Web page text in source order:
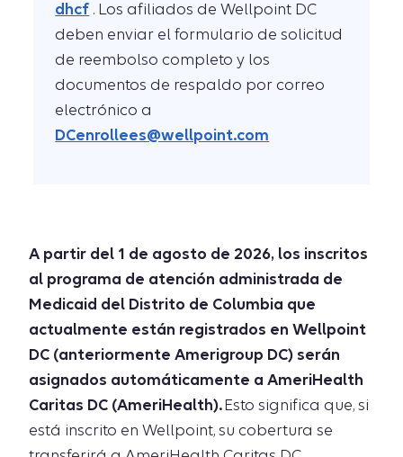
dhcf . Los afiliados de Wellpoint DC
deben enviar el formulario de solicitud
de reembolso completo y los
documentos de respaldo por correo
electrónico a
DCenrollees@wellpoint.com
A partir del 1 de agosto de 2026, los inscritos
al programa de atención administrada de
Medicaid del Distrito de Columbia que
actualmente están registrados en Wellpoint
DC (anteriormente Amerigroup DC) serán
asignados automáticamente a AmeriHealth
Caritas DC (AmeriHealth).Esto significa que, si
está inscrito en Wellpoint, su cobertura se